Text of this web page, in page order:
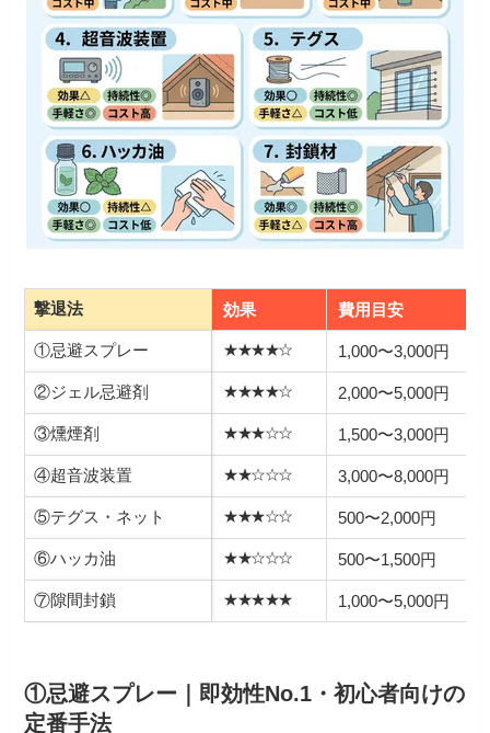
撃退法 効果 費用目安
①忌避スプレー ★★★★☆ 1,000〜3,000円
②ジェル忌避剤 ★★★★☆ 2,000〜5,000円
③燻煙剤 ★★★☆☆ 1,500〜3,000円
④超音波装置 ★★☆☆☆ 3,000〜8,000円
⑤テグス・ネット ★★★☆☆ 500〜2,000円
⑥ハッカ油 ★★☆☆☆ 500〜1,500円
⑦隙間封鎖 ★★★★★ 1,000〜5,000円
①忌避スプレー｜即効性No.1・初心者向けの
定番手法